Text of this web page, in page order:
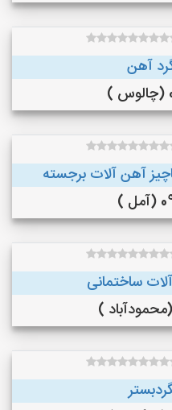
آهن
آهن آلات برجسته
)
ساختمانی